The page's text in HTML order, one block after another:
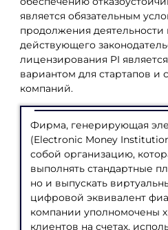
является обязательным
продолжения деятельности
действующего
лицензирования PI
вариантом для стартапов и
компаний.
Фирма, генерирующая
(Electronic Money
собой организацию,
выполнять стандартные
но и выпускать
цифровой эквивалент
компании уполномочены
клиентов на счетах,